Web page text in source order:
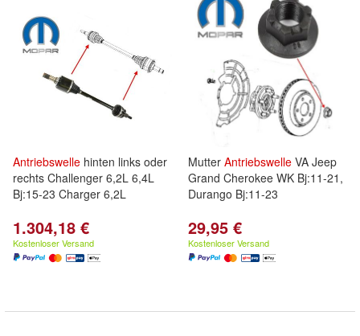
Antriebswelle hinten links oder
rechts Challenger 6,2L 6,4L
Bj:15-23 Charger 6,2L
1.304,18 €
Kostenloser Versand
Mutter Antriebswelle VA Jeep
Grand Cherokee WK Bj:11-21,
Durango Bj:11-23
29,95 €
Kostenloser Versand